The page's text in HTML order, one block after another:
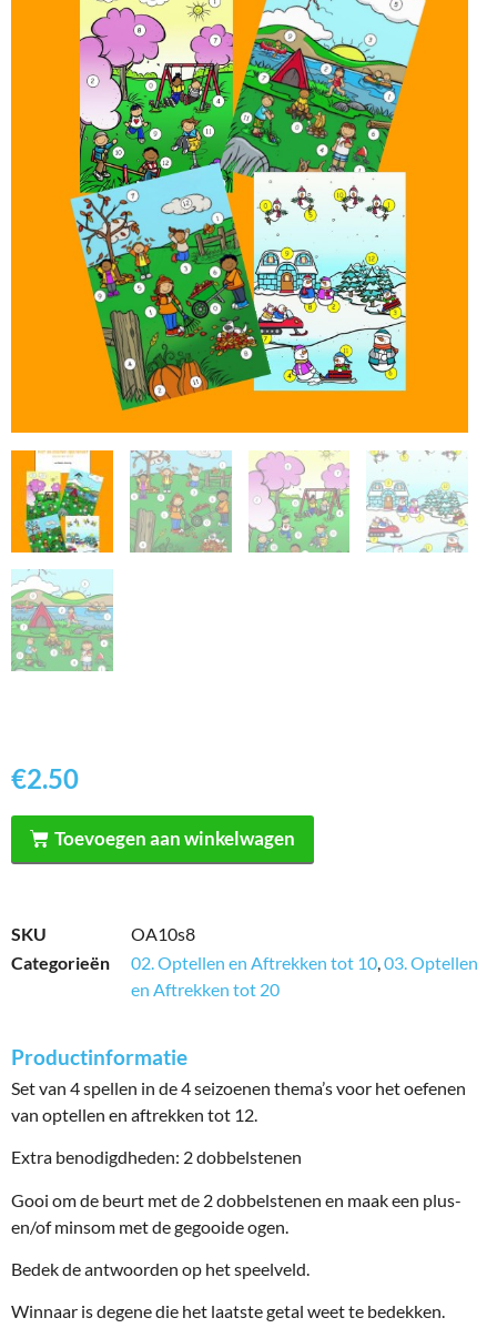
€2.50
Toevoegen aan winkelwagen
SKU
OA10s8
Categorieën
02. Optellen en Aftrekken tot 10 03. Optellen
en Aftrekken tot 20
Productinformatie
Set van 4 spellen in de 4 seizoenen thema’s voor het oefenen
van optellen en aftrekken tot 12.
Extra benodigdheden: 2 dobbelstenen
Gooi om de beurt met de 2 dobbelstenen en maak een plus-
en/of minsom met de gegooide ogen.
Bedek de antwoorden op het speelveld.
Winnaar is degene die het laatste getal weet te bedekken.